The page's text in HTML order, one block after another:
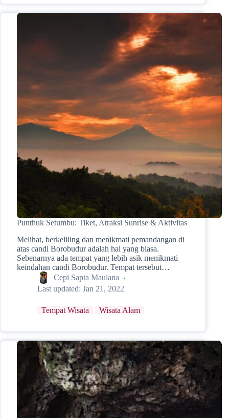
Punthuk Setumbu: Tiket, Atraksi Sunrise & Aktivitas
Melihat, berkeliling dan menikmati pemandangan di
atas candi Borobudur adalah hal yang biasa.
Sebenarnya ada tempat yang lebih asik menikmati
keindahan candi Borobudur. Tempat tersebut…
Cepi Sapta Maulana
Last updated: Jan 21, 2022
Tempat Wisata Wisata Alam